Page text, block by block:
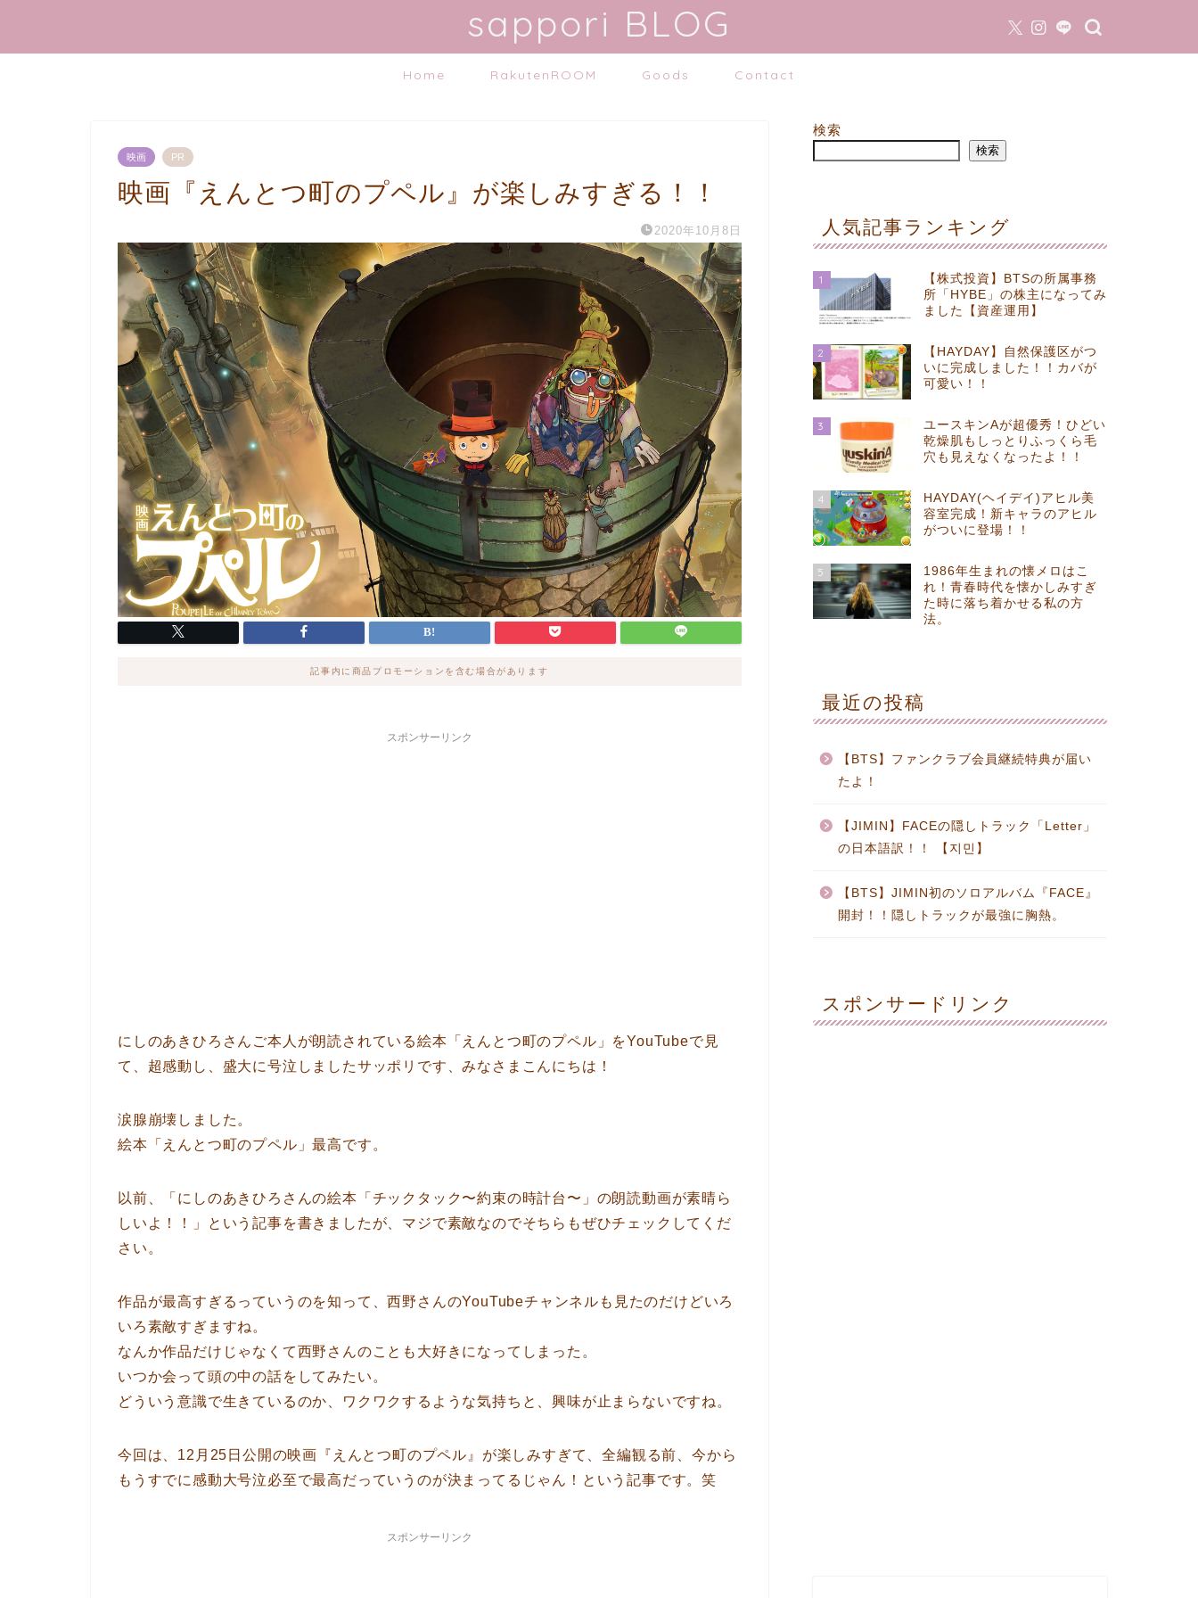
sappori BLOG
Home RakutenROOM Goods Contact
映画 PR
映画『えんとつ町のプペル』が楽しみすぎる！！
2020年10月8日
記事内に商品プロモーションを含む場合があります
スポンサーリンク
にしのあきひろさんご本人が朗読されている絵本「えんとつ町のプペル」をYouTubeで見
て、超感動し、盛大に号泣しましたサッポリです、みなさまこんにちは！
涙腺崩壊しました。
絵本「えんとつ町のプペル」最高です。
以前、「にしのあきひろさんの絵本「チックタック〜約束の時計台〜」の朗読動画が素晴ら
しいよ！！」という記事を書きましたが、マジで素敵なのでそちらもぜひチェックしてくだ
さい。
作品が最高すぎるっていうのを知って、西野さんのYouTubeチャンネルも見たのだけどいろ
いろ素敵すぎますね。
なんか作品だけじゃなくて西野さんのことも大好きになってしまった。
いつか会って頭の中の話をしてみたい。
どういう意識で生きているのか、ワクワクするような気持ちと、興味が止まらないですね。
今回は、12月25日公開の映画『えんとつ町のプペル』が楽しみすぎて、全編観る前、今から
もうすでに感動大号泣必至で最高だっていうのが決まってるじゃん！という記事です。笑
スポンサーリンク
検索
検索
人気記事ランキング
1
【株式投資】BTSの所属事務
所「HYBE」の株主になってみ
ました【資産運用】
2
【HAYDAY】自然保護区がつ
いに完成しました！！カバが
可愛い！！
3
ユースキンAが超優秀！ひどい
乾燥肌もしっとりふっくら毛
穴も見えなくなったよ！！
4
HAYDAY(ヘイデイ)アヒル美
容室完成！新キャラのアヒル
がついに登場！！
5
1986年生まれの懐メロはこ
れ！青春時代を懐かしみすぎ
た時に落ち着かせる私の方
法。
最近の投稿
【BTS】ファンクラブ会員継続特典が届い
たよ！
【JIMIN】FACEの隠しトラック「Letter」
の日本語訳！！ 【지민】
【BTS】JIMIN初のソロアルバム『FACE』
開封！！隠しトラックが最強に胸熱。
スポンサードリンク